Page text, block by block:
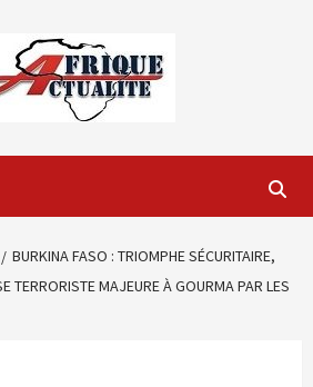
BURKINA FASO : TRIOMPHE SÉCURITAIRE,
TERRORISTE MAJEURE À GOURMA PAR LES